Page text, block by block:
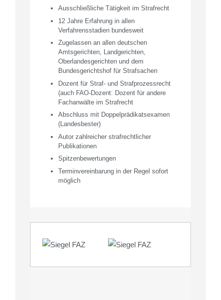
Ausschließliche Tätigkeit im Strafrecht
12 Jahre Erfahrung in allen
Verfahrensstadien bundesweit
Zugelassen an allen deutschen
Amtsgerichten, Landgerichten,
Oberlandesgerichten und dem
Bundesgerichtshof für Strafsachen
Dozent für Straf- und Strafprozessrecht
(auch FAO-Dozent: Dozent für andere
Fachanwälte im Strafrecht
Abschluss mit Doppelprädikatsexamen
(Landesbester)
Autor zahlreicher strafrechtlicher
Publikationen
Spitzenbewertungen
Terminvereinbarung in der Regel sofort
möglich